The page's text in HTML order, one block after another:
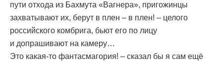
пути отхода из Бахмута «Вагнера», пригожинцы
захватывают их, берут в плен – в плен! – целого
российского комбрига, бьют его по лицу
и допрашивают на камеру…
Это какая-то фантасмагория! – сказал бы я сам ещё